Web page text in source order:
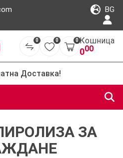
BG
Доставка!
0 0 0 Кошница
000
ЗА